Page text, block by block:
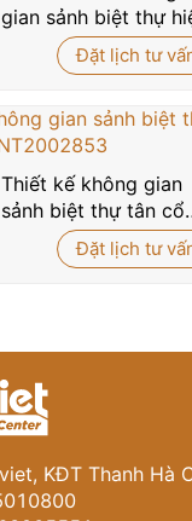
gian sảnh biệt thự
đại NT2009337
Đặt lịch tư
Thiết kế không gian
sảnh biệt thự tân cổ
điển NT2002853
Đặt lịch tư
KĐT Thanh Hà